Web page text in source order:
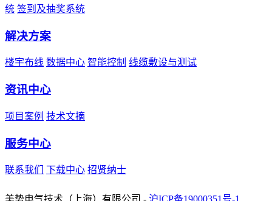
统 签到及抽奖系统
解决方案
楼宇布线 数据中心 智能控制 线缆敷设与测试
资讯中心
项目案例 技术文摘
服务中心
联系我们 下载中心 招贤纳士